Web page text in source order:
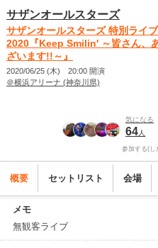
サザンオールスターズ
サザンオールスターズ 特別ライブ
2020『Keep Smilin' ～皆さん、
ざいます!!～』
2020/06/25 (木) 20:00 開演
＠横浜アリーナ (神奈川県)
気になる
64人
参加する(し
概要 セットリスト 会場
メモ
無観客ライブ